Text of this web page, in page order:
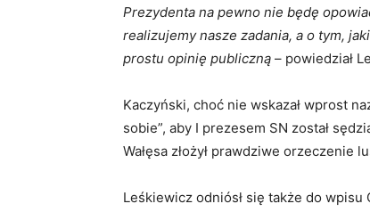
Prezydenta na pewno nie będę
realizujemy nasze zadania, a o tym,
prostu opinię publiczną – powiedział
Kaczyński, choć nie wskazał wprost
sobie”, aby I prezesem SN został
Wałęsa złożył prawdziwe orzeczenie
Leśkiewicz odniósł się także do wpisu